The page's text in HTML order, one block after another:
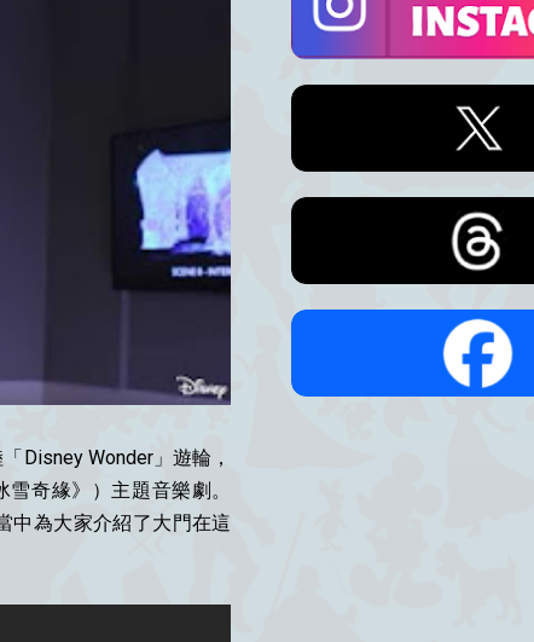
Disney Wonder」遊輪，
奇緣》）主題音樂劇。
中為大家介紹了大門在這